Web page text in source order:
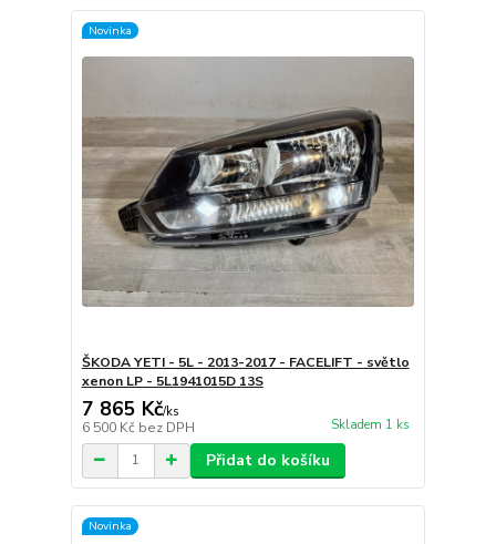
Novinka
ŠKODA YETI - 5L - 2013-2017 - FACELIFT - světlo
xenon LP - 5L1941015D 13S
7 865 Kč/ks
6 500 Kč bez DPH Skladem 1 ks
Přidat do košíku
Novinka